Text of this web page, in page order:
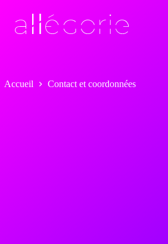
contenu
Accueil Contact et coordonnées